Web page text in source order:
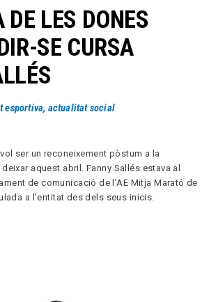
DE LES DONES
SE CURSA
esportiva, actualitat social
ser un reconeixement pòstum a la
aquest abril. Fanny Sallés estava al
de comunicació de l’AE Mitja Marató de
a l’entitat des dels seus inicis.